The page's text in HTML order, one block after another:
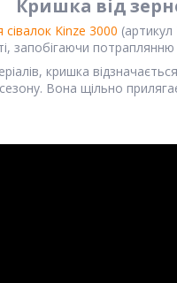
Кришка від
Kinze 3000
запобігаючи
кришка
Вона щільно